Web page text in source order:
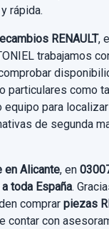
rápida.
RENAULT,
trabajamos
particulares como
equipo para
de segunda
en Alicante, en
toda España.
comprar piezas
contar con